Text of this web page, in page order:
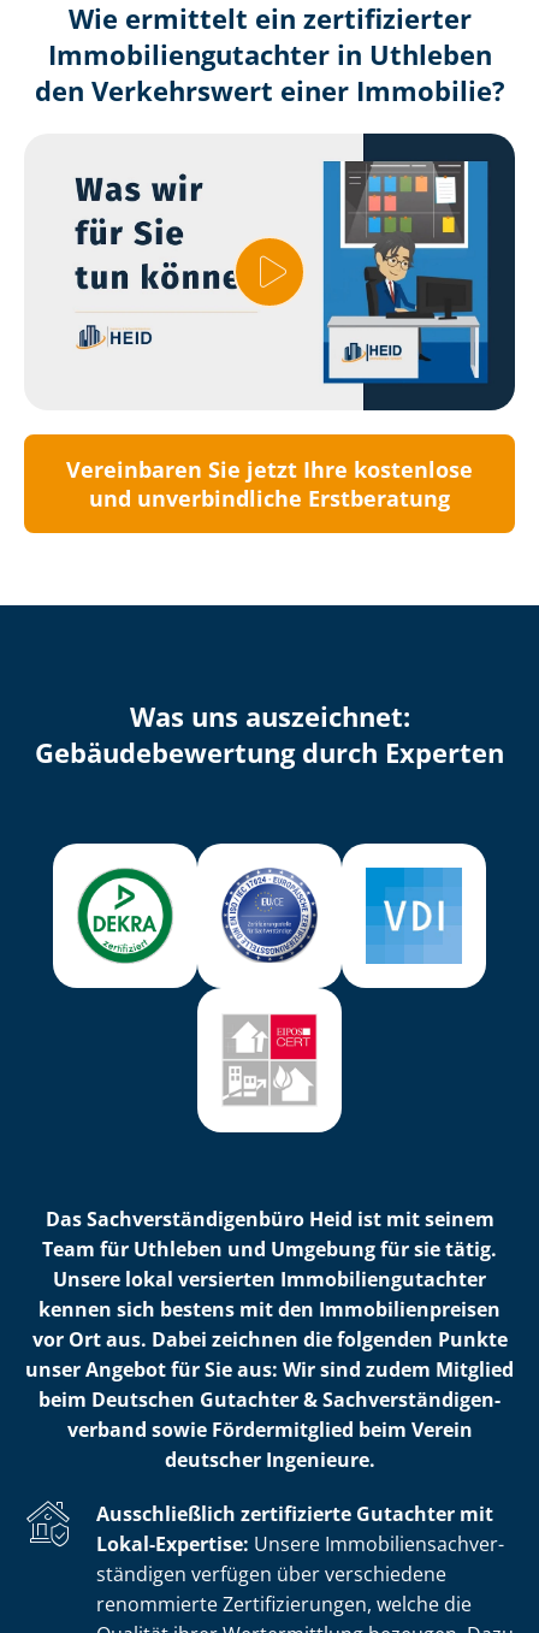
Wie ermittelt ein zertifizierter
Immobilien­gutachter in Uthleben
den Verkehrswert einer Immobilie?
Vereinbaren Sie jetzt Ihre kostenlose
und unverbindliche Erstberatung
Was uns auszeichnet:
Ge­bäu­de­be­wer­tung durch Experten
Das Sach­ver­stän­di­gen­bü­ro Heid ist mit seinem
Team für Uthleben und Umgebung für sie tätig.
Unsere lokal versierten Im­mo­bi­li­en­gut­ach­ter
kennen sich bestens mit den Im­mo­bi­li­en­prei­sen
vor Ort aus. Dabei zeichnen die folgenden Punkte
unser Angebot für Sie aus: Wir sind zudem Mitglied
beim Deutschen Gutachter & Sach­ver­stän­di­gen­
ver­band sowie Fördermitglied beim Verein
deutscher Ingenieure.
Ausschließlich zertifizierte Gutachter mit
Lokal-Expertise: Unsere Im­mo­bi­li­en­sach­ver­
stän­di­gen verfügen über verschiedene
renommierte Zer­ti­fi­zie­run­gen, welche die